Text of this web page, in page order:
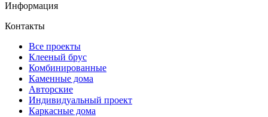
Информация
Контакты
Все проекты
Клееный брус
Комбинированные
Каменные дома
Авторские
Индивидуальный проект
Каркасные дома